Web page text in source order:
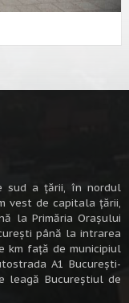
sud a ţării, în nordul
vest de capitala țării,
la Primăria Orașului
până la intrarea
km faţă de municipiul
A1 Bucureşti-
leagă Bucureştiul de